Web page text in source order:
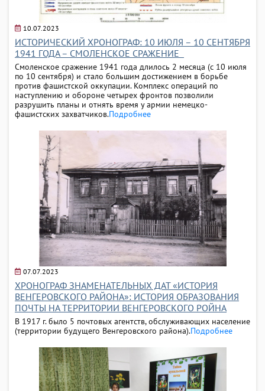
10.07.2023
ИСТОРИЧЕСКИЙ ХРОНОГРАФ: 10 ИЮЛЯ – 10 СЕНТЯБРЯ
1941 ГОДА – СМОЛЕНСКОЕ СРАЖЕНИЕ
Смоленское сражение 1941 года длилось 2 месяца (с 10 июля
по 10 сентября) и стало большим достижением в борьбе
против фашистской оккупации. Комплекс операций по
наступлению и обороне четырех фронтов позволили
разрушить планы и отнять время у армии немецко-
фашистских захватчиков.Подробнее
07.07.2023
ХРОНОГРАФ ЗНАМЕНАТЕЛЬНЫХ ДАТ «ИСТОРИЯ
ВЕНГЕРОВСКОГО РАЙОНА»: ИСТОРИЯ ОБРАЗОВАНИЯ
ПОЧТЫ НА ТЕРРИТОРИИ ВЕНГЕРОВСКОГО РОЙНА
В 1917 г. было 5 почтовых агентств, обслуживающих население
(территории будущего Венгеровского района).Подробнее